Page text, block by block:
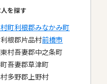
を探す
町利根郡みなかみ町
利根郡片品村前橋市
村吾妻郡中之条町
吾妻郡草津町
多野郡上野村